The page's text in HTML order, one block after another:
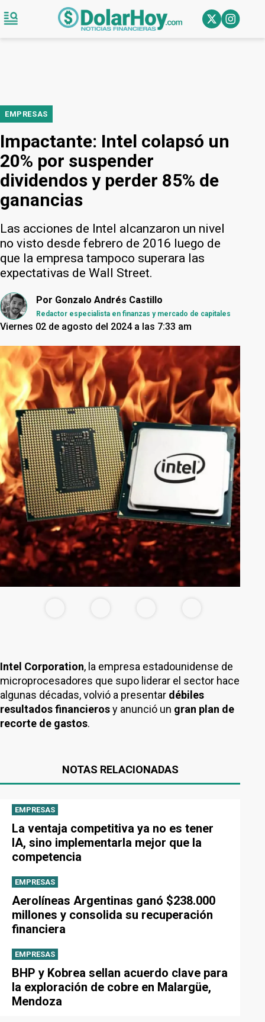
EMPRESAS
Impactante: Intel colapsó un
20% por suspender
dividendos y perder 85% de
ganancias
Las acciones de Intel alcanzaron un nivel
no visto desde febrero de 2016 luego de
que la empresa tampoco superara las
expectativas de Wall Street.
Por Gonzalo Andrés Castillo
Redactor especialista en finanzas y mercado de capitales
Viernes 02 de agosto del 2024 a las 7:33 am
Intel Corporation, la empresa estadounidense de
microprocesadores que supo liderar el sector hace
algunas décadas, volvió a presentar débiles
resultados financierosy anunció un gran plan de
recorte de gastos.
NOTAS RELACIONADAS
EMPRESAS
La ventaja competitiva ya no es tener
IA, sino implementarla mejor que la
competencia
EMPRESAS
Aerolíneas Argentinas ganó $238.000
millones y consolida su recuperación
financiera
EMPRESAS
BHP y Kobrea sellan acuerdo clave para
la exploración de cobre en Malargüe,
Mendoza